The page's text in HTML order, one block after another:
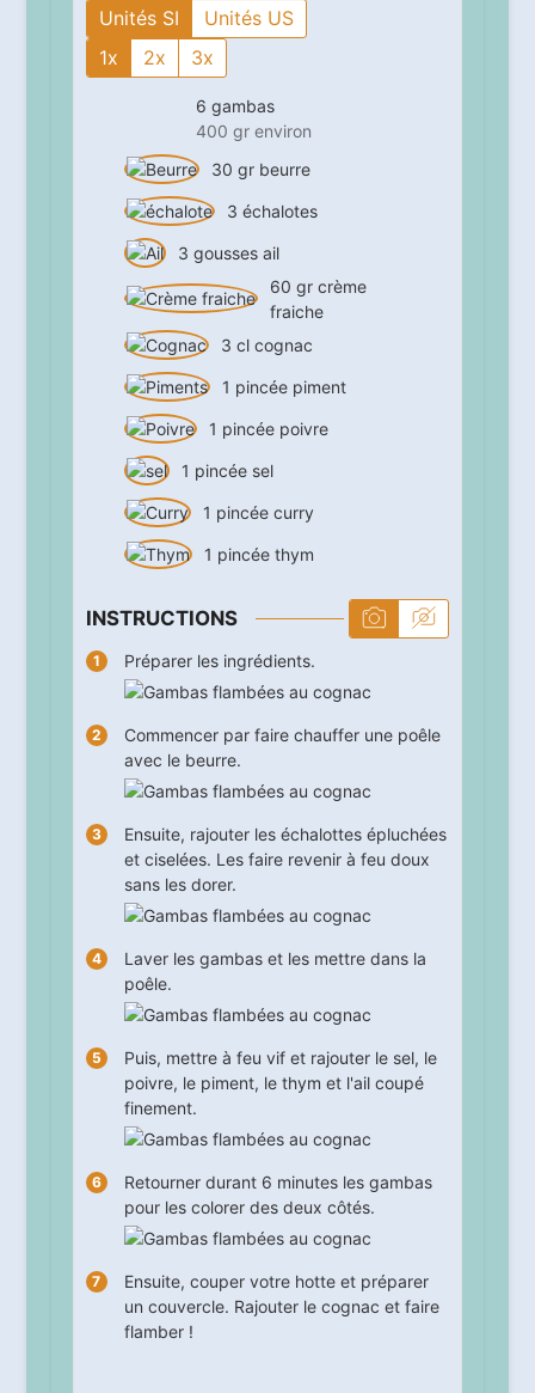
Unités SI
Unités US
1x
2x 3x
6 gambas
400 gr environ
30 gr beurre
3 échalotes
3 gousses ail
60 gr crème
fraiche
3 cl cognac
1 pincée piment
1 pincée poivre
1 pincée sel
1 pincée curry
1 pincée thym
INSTRUCTIONS
Préparer les ingrédients.
Commencer par faire chauffer une poêle
avec le beurre.
Ensuite, rajouter les échalottes épluchées
et ciselées. Les faire revenir à feu doux
sans les dorer.
Laver les gambas et les mettre dans la
poêle.
Puis, mettre à feu vif et rajouter le sel, le
poivre, le piment, le thym et l'ail coupé
finement.
Retourner durant 6 minutes les gambas
pour les colorer des deux côtés.
Ensuite, couper votre hotte et préparer
un couvercle. Rajouter le cognac et faire
flamber !